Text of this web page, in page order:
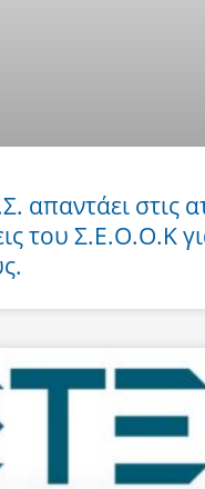
απαντάει στις
του Σ.Ε.Ο.Ο.Κ